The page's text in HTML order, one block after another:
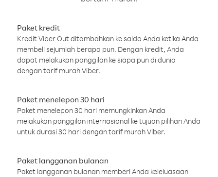
Paket kredit
Kredit Viber Out ditambahkan ke saldo Anda ketika Anda
membeli sejumlah berapa pun. Dengan kredit, Anda
dapat melakukan panggilan ke siapa pun di dunia
dengan tarif murah Viber.
Paket menelepon 30 hari
Paket menelepon 30 hari memungkinkan Anda
melakukan panggilan internasional ke tujuan pilihan Anda
untuk durasi 30 hari dengan tarif murah Viber.
Paket langganan bulanan
Paket langganan bulanan memberi Anda keleluasaan